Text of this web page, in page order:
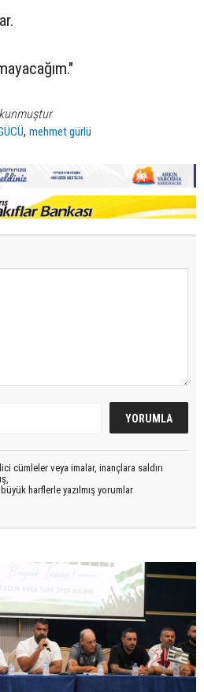
,mehmet gürlü
cümleler veya imalar, inançlara saldırı
harflerle yazılmış yorumlar